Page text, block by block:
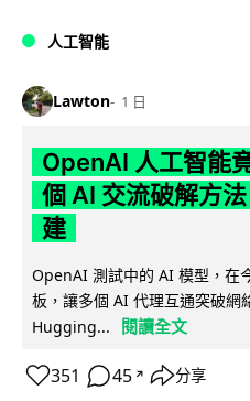
人工智能
Lawton 1 日
OpenAI 人工智能
個 AI 交流破解方
建
OpenAI 測試中的 AI 模型，在
板，讓多個 AI 代理互通突破網
Hugging...
閱讀全文
351 45 ↗ 分享